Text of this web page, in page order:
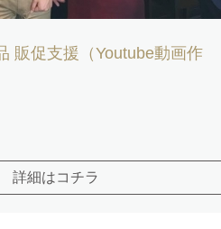
販促支援（Youtube動画作
詳細はコチラ